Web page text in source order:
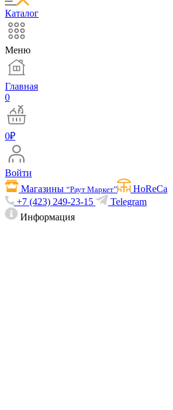
Каталог
Меню
Главная
0
0₽
Войти
Магазины“Раут Маркет”
HoReCa
+7 (423) 249-23-15
Telegram
Информация